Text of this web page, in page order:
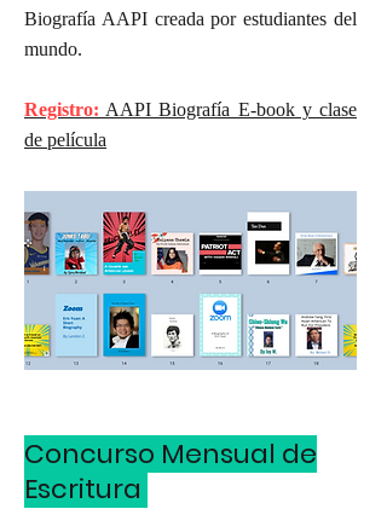
Biografía AAPI creada por estudiantes del
mundo.
Registro: AAPI Biografía E-book y clase
de película
Concurso Mensual de
Escritura